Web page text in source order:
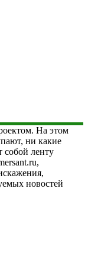
На этом
ни какие
собой ленту
новостей